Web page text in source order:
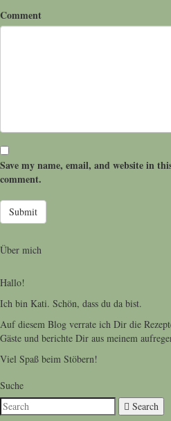
Comment
Save my name, email, and website in
comment.
Über mich
Hallo!
Ich bin Kati. Schön, dass du da bist.
Auf diesem Blog verrate ich Dir die
Gäste und berichte Dir aus meinem
Viel Spaß beim Stöbern!
Suche
Search